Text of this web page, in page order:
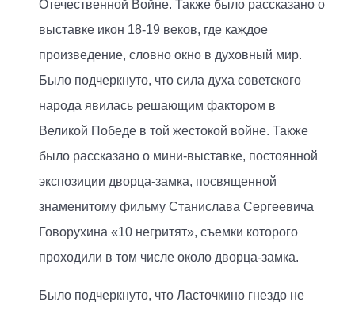
Отечественной Войне. Также было рассказано о
выставке икон 18-19 веков, где каждое
произведение, словно окно в духовный мир.
Было подчеркнуто, что сила духа советского
народа явилась решающим фактором в
Великой Победе в той жестокой войне. Также
было рассказано о мини-выставке, постоянной
экспозиции дворца-замка, посвященной
знаменитому фильму Станислава Сергеевича
Говорухина «10 негритят», съемки которого
проходили в том числе около дворца-замка.
Было подчеркнуто, что Ласточкино гнездо не